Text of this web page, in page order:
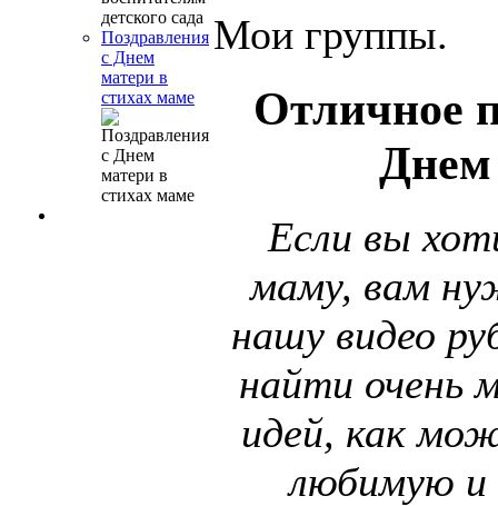
Поздравления
с Днем
матери в
стихах маме
Мои группы.
Отличное
Днем
Если вы
маму, вам
нашу видео
найти очень
идей, как
любимую и